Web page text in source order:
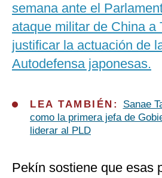
semana ante el
ataque militar de China a
justificar la actuación de
Autodefensa japonesas.
LEA TAMBIÉN: Sanae
como la primera jefa de
liderar al PLD
Pekín sostiene que esas